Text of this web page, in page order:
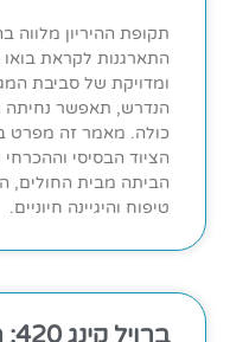
תקופת ההיריון
התארגנות לקראת בואו
ומדויקת של סביבת
הנדרש, תאפשר נחיתה
כולה. מאמר זה מפרט
הציוד הבסיסי
הביתה מבית החולים,
טיפוח והיגיינה חיוניים.